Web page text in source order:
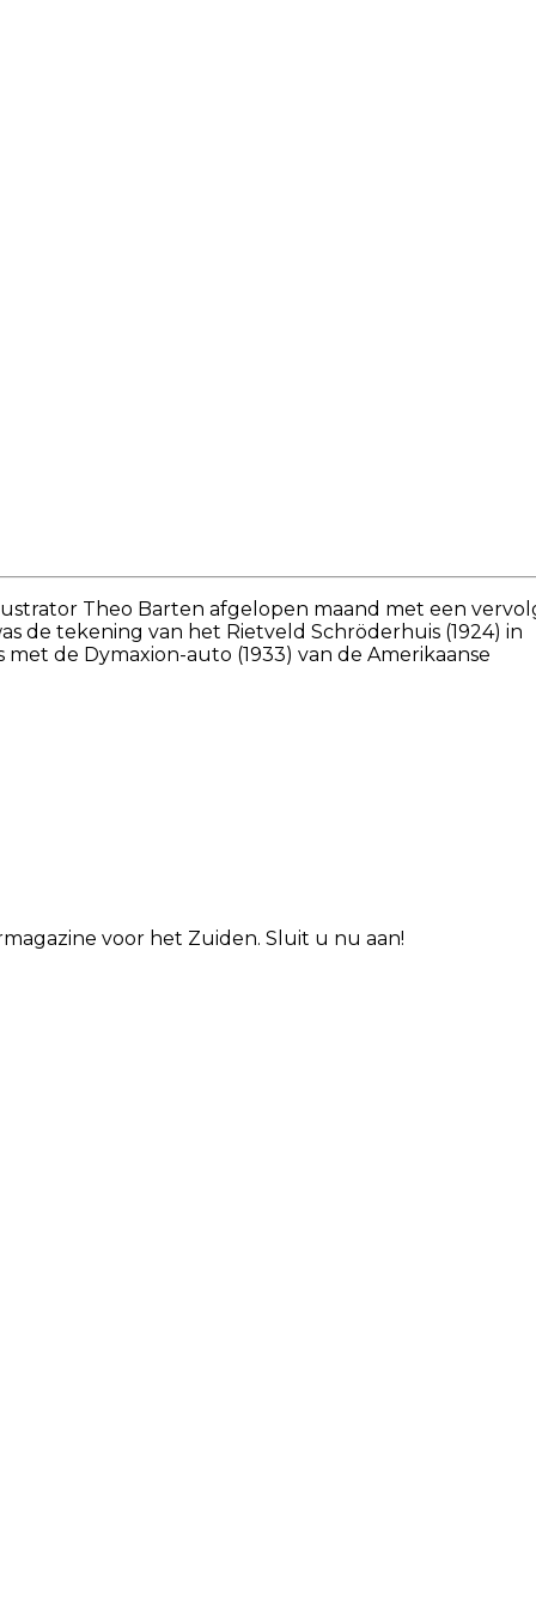
Theo Barten afgelopen maand met een
de tekening van het Rietveld Schröderhuis (1924) in
de Dymaxion-auto (1933) van de Amerikaanse
voor het Zuiden. Sluit u nu aan!